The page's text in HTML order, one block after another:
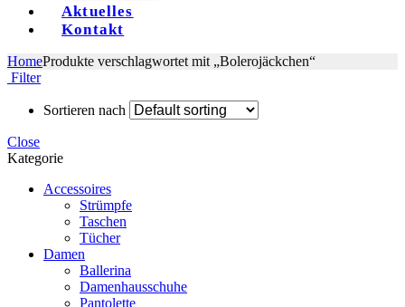
Aktuelles
Kontakt
HomeProdukte verschlagwortet mit „Bolerojäckchen“
Filter
Sortieren nach
Close
Kategorie
Accessoires
Strümpfe
Taschen
Tücher
Damen
Ballerina
Damenhausschuhe
Pantolette